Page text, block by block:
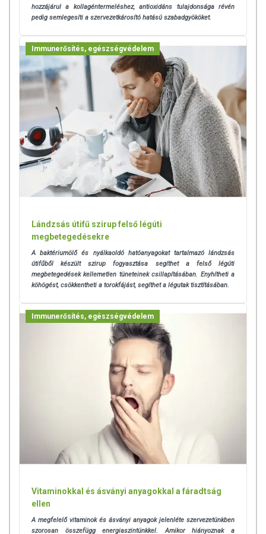
hozzájárul a kollagéntermeléshez, antioxidáns tulajdonsága révén
pedig semlegesíti a szervezetkárosító hatású szabadgyököket.
Immunerősítés, egészségvédelem
Lándzsás útifű szirup felső légúti
megbetegedésekre
A baktériumölő és nyálkaoldó hatóanyagokat tartalmazó lándzsás
útifűből készült szirup fogyasztása segíthet a felső légúti
megbetegedések kellemetlen tüneteinek csillapításában. Enyhítheti a
köhögést, csökkentheti a torokfájást, segíthet a légutak tisztításában.
Immunerősítés, egészségvédelem
Vitaminokkal és ásványi anyagokkal a fáradtság
ellen
A megfelelő vitaminok és ásványi anyagok jelenléte szervezetünkben
szorosan összefügg energiaszintünkkel. Amikor hiányoznak a